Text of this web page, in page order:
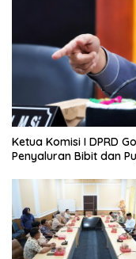
Ketua Komisi I DPRD
Penyaluran Bibit dan